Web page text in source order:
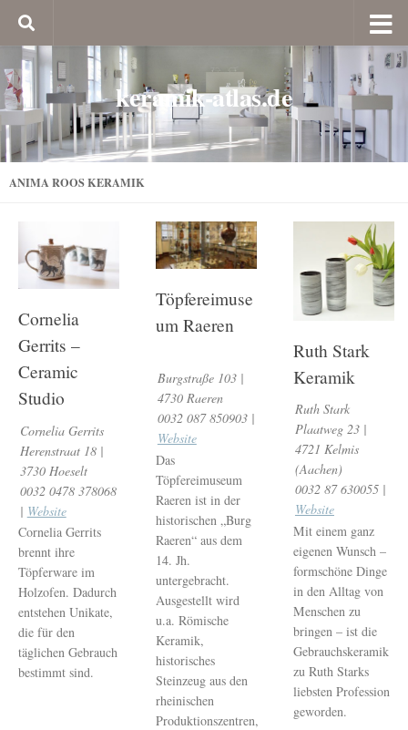
keramik-atlas.de
ANIMA ROOS KERAMIK
Cornelia
Gerrits –
Ceramic
Studio
Cornelia Gerrits
Herenstraat 18 |
3730 Hoeselt
0032 0478 378068
| Website
Cornelia Gerrits
brennt ihre
Töpferware im
Holzofen. Dadurch
entstehen Unikate,
die für den
täglichen Gebrauch
bestimmt sind.
Töpfereimuse
um Raeren
Burgstraße 103 |
4730 Raeren
0032 087 850903 |
Website
Das
Töpfereimuseum
Raeren ist in der
historischen „Burg
Raeren“ aus dem
14. Jh.
untergebracht.
Ausgestellt wird
u.a. Römische
Keramik,
historisches
Steinzeug aus den
rheinischen
Produktionszentren,
Ruth Stark
Keramik
Ruth Stark
Plaatweg 23 |
4721 Kelmis
(Aachen)
0032 87 630055 |
Website
Mit einem ganz
eigenen Wunsch –
formschöne Dinge
in den Alltag von
Menschen zu
bringen – ist die
Gebrauchskeramik
zu Ruth Starks
liebsten Profession
geworden.